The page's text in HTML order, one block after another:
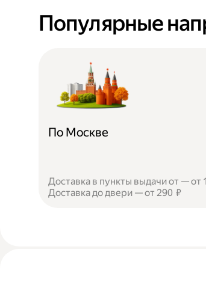
Популярные
По Москве
Доставка в пункты выдачи от — от
Доставка до двери — от 290 ₽